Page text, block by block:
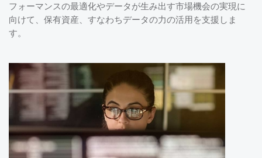
フォーマンスの最適化やデータが生み出す市場機会の実現に
向けて、保有資産、すなわちデータの力の活用を支援しま
す。